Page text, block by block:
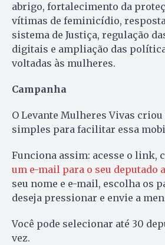
abrigo, fortalecimento da
vítimas de feminicídio,
sistema de Justiça, regulação
digitais e ampliação das
voltadas às mulheres.
Campanha
O Levante Mulheres Vivas
simples para facilitar essa
Funciona assim: acesse o link,
um e-mail para o seu deputado
seu nome e e-mail, escolha os
deseja pressionar e envie a
Você pode selecionar até 30
vez.